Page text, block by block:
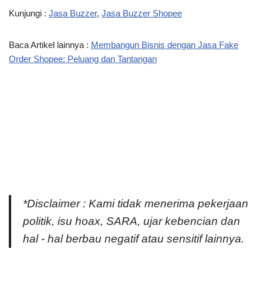
Kunjungi : Jasa Buzzer, Jasa Buzzer Shopee
Baca Artikel lainnya : Membangun Bisnis dengan Jasa Fake
Order Shopee: Peluang dan Tantangan
*Disclaimer : Kami tidak menerima pekerjaan
politik, isu hoax, SARA, ujar kebencian dan
hal - hal berbau negatif atau sensitif lainnya.